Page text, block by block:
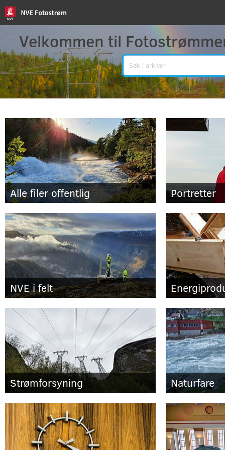
Velkommen til
Søk
Alle filer offentlig Portretter
NVE i felt
Strømforsyning Naturfare